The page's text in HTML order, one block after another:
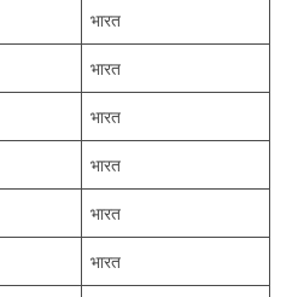
भारत
भारत
भारत
भारत
भारत
भारत